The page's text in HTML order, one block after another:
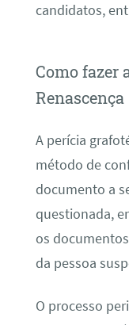
candidatos,
Como fazer
Renascença
A perícia
método de
documento a
questionada,
os
da pessoa
O processo